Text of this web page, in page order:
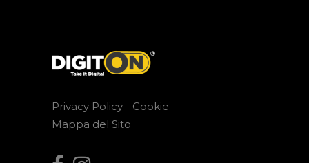
Privacy Policy - Cookie
Mappa del Sito